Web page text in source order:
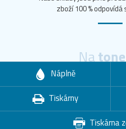
zboží 100 %
Na
Náplně
Tiskárny
Tiskárna